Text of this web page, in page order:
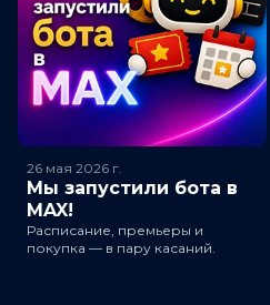
26 мая 2026 г.
Мы запустили бота в
MAX!
Расписание, премьеры и
покупка — в пару касаний.